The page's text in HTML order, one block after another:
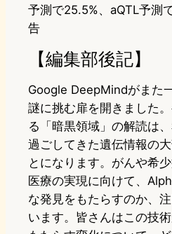
予測で25.5%、aQTL予測
告
【編集部後記】
Google DeepMindがまた
謎に挑む扉を開きました
る「暗黒領域」の解読は
過ごしてきた遺伝情報の
とになります。がんや希
医療の実現に向けて、
な発見をもたらすのか、
います。皆さんはこの技